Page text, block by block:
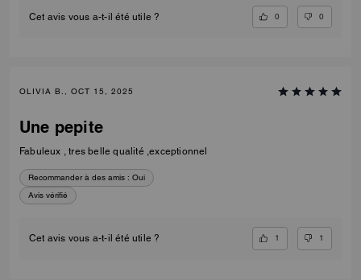
Cet avis vous a-t-il été utile ? 0 0
OLIVIA B., OCT 15, 2025
Une pepite
Fabuleux , tres belle qualité ,exceptionnel
Recommander à des amis : Oui
Avis vérifié
Cet avis vous a-t-il été utile ? 1 1